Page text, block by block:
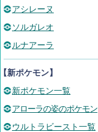
アシレーヌ
ソルガレオ
ルナアーラ
新ポケモン】
新ポケモン一覧
アローラの姿のポケモン
ウルトラビースト一覧